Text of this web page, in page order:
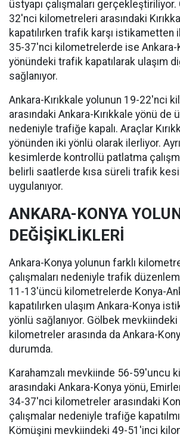
üstyapı çalışmaları gerçekleştiriliyor.
32'nci kilometreleri arasındaki
kapatılırken trafik karşı istikametten
35-37'nci kilometrelerde ise Ankara-
yönündeki trafik kapatılarak ulaşım
sağlanıyor.
Ankara-Kırıkkale yolunun 19-22'nci
arasındaki Ankara-Kırıkkale yönü de
nedeniyle trafiğe kapalı. Araçlar
yönünden iki yönlü olarak ilerliyor.
kesimlerde kontrollü patlatma
belirli saatlerde kısa süreli trafik
uygulanıyor.
ANKARA-KONYA
DEĞİŞİKLİKLERİ
Ankara-Konya yolunun farklı
çalışmaları nedeniyle trafik
11-13'üncü kilometrelerde Konya-
kapatılırken ulaşım Ankara-Konya
yönlü sağlanıyor. Gölbek
kilometreler arasında da Ankara-
durumda.
Karahamzalı mevkiinde 56-59'uncu
arasındaki Ankara-Konya yönü,
34-37'nci kilometreler arasındaki
çalışmalar nedeniyle trafiğe
Kömüşini mevkiindeki 49-51'inci